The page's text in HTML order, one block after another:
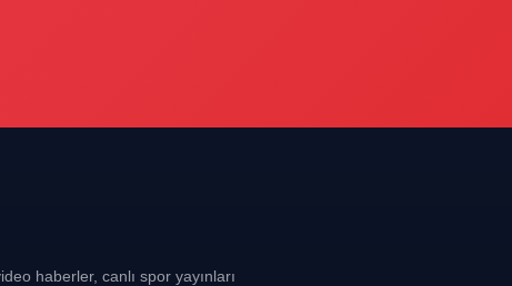
haberler, canlı spor yayınları